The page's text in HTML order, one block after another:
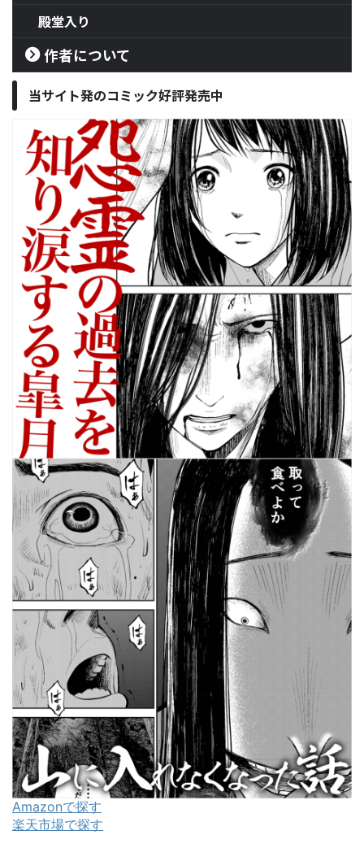
殿堂入り
作者について
当サイト発のコミック好評発売中
Amazonで探す
楽天市場で探す